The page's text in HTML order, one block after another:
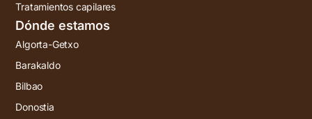
Tratamientos capilares
Dónde estamos
Algorta-Getxo
Barakaldo
Bilbao
Donostia